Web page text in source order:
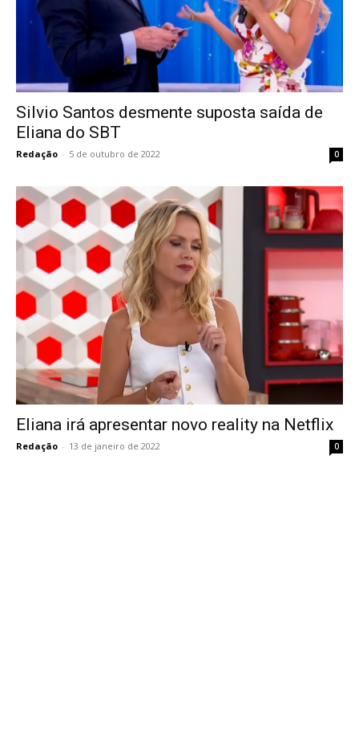
Silvio Santos desmente suposta saída de
Eliana do SBT
Redação - 5 de outubro de 2022 0
Eliana irá apresentar novo reality na Netflix
Redação - 13 de janeiro de 2022 0